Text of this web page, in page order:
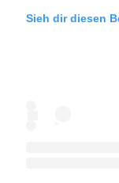
Sieh dir diesen